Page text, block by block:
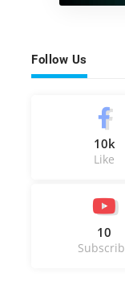
Follow Us
10k
Like
10